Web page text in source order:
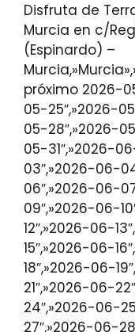
Disfruta de
Murcia en c/
(Espinardo) –
próximo 2026-
05-25″,»2026-
05-28″,»2026-
05-31″,»2026-
03″,»2026-06-
06″,»2026-06-
09″,»2026-06-
12″,»2026-06-
15″,»2026-06-
18″,»2026-06-
21″,»2026-06-
24″,»2026-06-
27″,»2026-06-